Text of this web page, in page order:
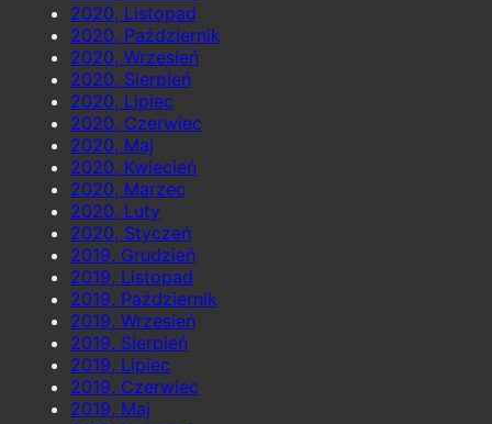
2020, Listopad
2020, Październik
2020, Wrzesień
2020, Sierpień
2020, Lipiec
2020, Czerwiec
2020, Maj
2020, Kwiecień
2020, Marzec
2020, Luty
2020, Styczeń
2019, Grudzień
2019, Listopad
2019, Październik
2019, Wrzesień
2019, Sierpień
2019, Lipiec
2019, Czerwiec
2019, Maj